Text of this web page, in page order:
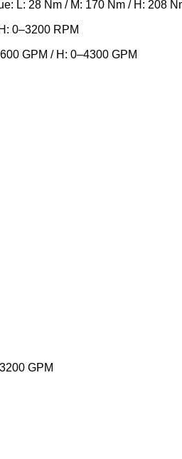
L: 28 Nm / M: 170 Nm / H: 208
0–3200 RPM
GPM / H: 0–4300 GPM
GPM